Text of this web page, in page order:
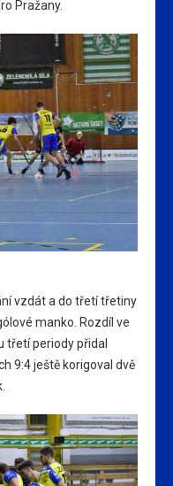
Pražany.
vzdát a do třetí třetiny
manko. Rozdíl ve
třetí periody přidal
9:4 ještě korigoval dvě